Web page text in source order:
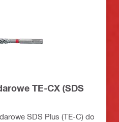
TE-CX (SDS
SDS Plus (TE-C) do